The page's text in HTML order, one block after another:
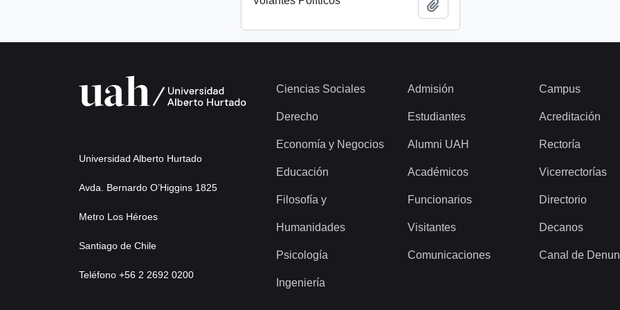
Universidad Alberto Hurtado
Avda. Bernardo O’Higgins 1825
Metro Los Héroes
Santiago de Chile
Teléfono +56 2 2692 0200
Ciencias Sociales
Derecho
Economía y Negocios
Educación
Filosofía y
Humanidades
Psicología
Ingeniería
Admisión
Estudiantes
Alumni UAH
Académicos
Funcionarios
Visitantes
Comunicaciones
Campus
Acreditación
Rectoría
Vicerrectorías
Directorio
Decanos
Canal de